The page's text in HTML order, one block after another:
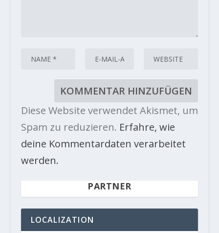
Diese Website verwendet Akismet, um
Spam zu reduzieren. Erfahre, wie
deine Kommentardaten verarbeitet
werden.
PARTNER
LOCALIZATION